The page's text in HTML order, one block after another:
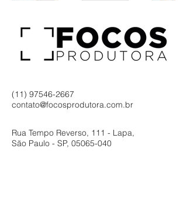
(11) 97546-2667
contato@focosprodutora.com.br
Rua Tempo Reverso, 111 - Lapa,
São Paulo - SP, 05065-040